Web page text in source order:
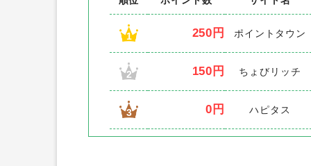
1 250円 ポイントタウン
2 150円 ちょびリッチ
3 0円 ハピタス